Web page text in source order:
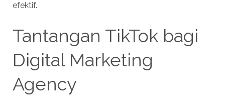
efektif.
Tantangan TikTok bagi
Digital Marketing
Agency